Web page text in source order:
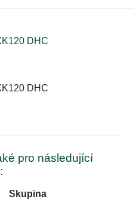
DHC
DHC
pro následující
Skupina